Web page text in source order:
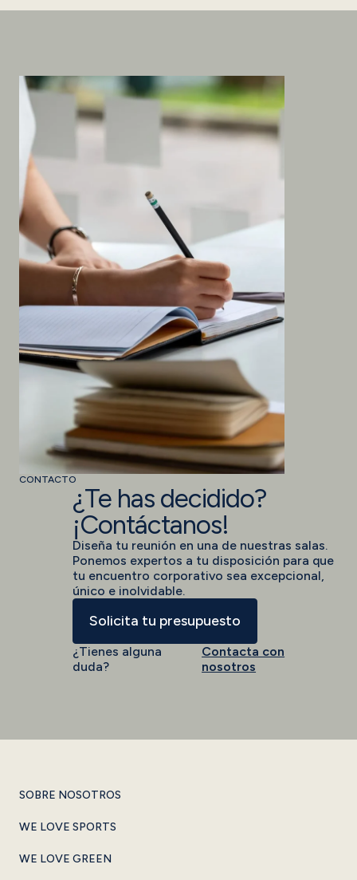
CONTACTO
¿Te has decidido?
¡Contáctanos!
Diseña tu reunión en una de nuestras salas.
Ponemos expertos a tu disposición para que
tu encuentro corporativo sea excepcional,
único e inolvidable.
Solicita tu presupuesto
¿Tienes alguna
duda?
Contacta con
nosotros
SOBRE NOSOTROS
WE LOVE SPORTS
WE LOVE GREEN